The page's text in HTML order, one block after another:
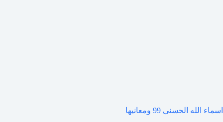
اسماء الله الحسنى 99 ومعانيها